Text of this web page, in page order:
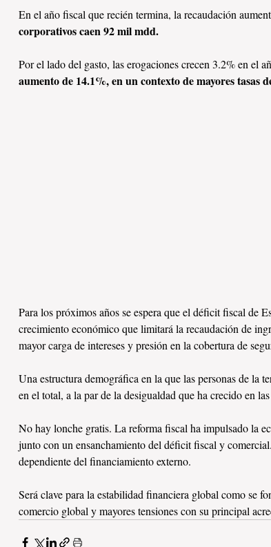
En el año fiscal que recién termina, la recaudación
corporativos caen 92 mil mdd.
Por el lado del gasto, las erogaciones crecen 3.2% en el
aumento de 14.1%, en un contexto de mayores tasas
Para los próximos años se espera que el déficit fiscal de
crecimiento económico que limitará la recaudación de
mayor carga de intereses y presión en la cobertura de
Una estructura demográfica en la que las personas de la
en el total, a la par de la desigualdad que ha crecido en
No hay lonche gratis. La reforma fiscal ha impulsado la
junto con un ensanchamiento del déficit fiscal y
dependiente del financiamiento externo.
Será clave para la estabilidad financiera global como se
comercio global y mayores tensiones con su principal